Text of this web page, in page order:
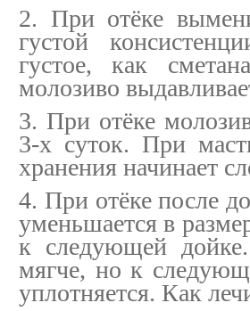
2. При отёке
густой
густое, как
молозиво
3. При отёке
3-х суток. При
хранения начинает
4. При отёке после
уменьшается в
к следующей
мягче, но к
уплотняется. Как